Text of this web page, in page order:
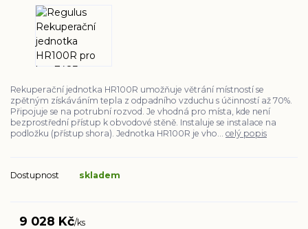
Rekuperační jednotka HR100R umožňuje větrání místností se
zpětným získáváním tepla z odpadního vzduchu s účinností až 70%.
Připojuje se na potrubní rozvod. Je vhodná pro místa, kde není
bezprostřední přístup k obvodové stěně. Instaluje se instalace na
podložku (přístup shora). Jednotka HR100R je vho... celý popis
Dostupnost skladem
9 028 Kč/ks